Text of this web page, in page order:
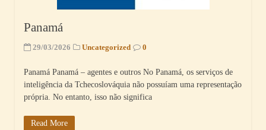
Panamá
29/03/2026 Uncategorized 0
Panamá Panamá – agentes e outros No Panamá, os serviços de
inteligência da Tchecoslováquia não possuíam uma representação
própria. No entanto, isso não significa
Read More